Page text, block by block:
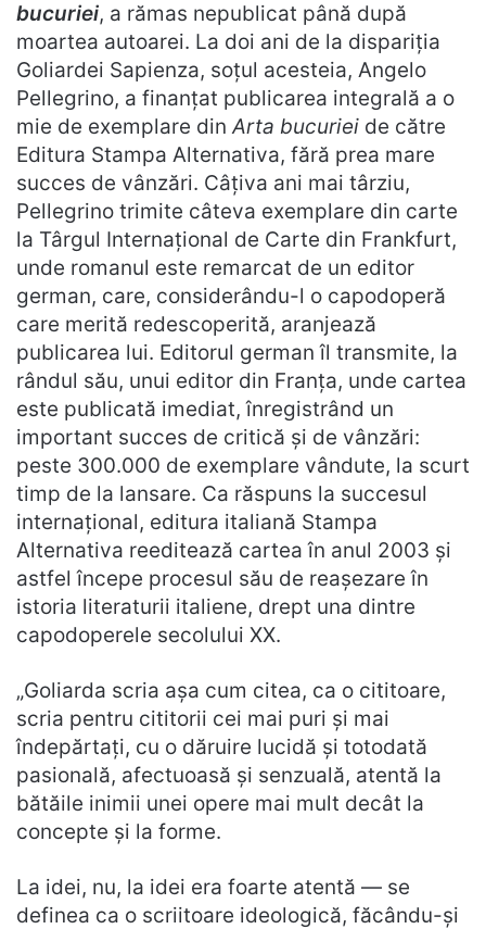
bucuriei, a rămas nepublicat până după
moartea autoarei. La doi ani de la dispariția
Goliardei Sapienza, soțul acesteia, Angelo
Pellegrino, a finanțat publicarea integrală a o
mie de exemplare dinArta bucuriei de către
Editura Stampa Alternativa, fără prea mare
succes de vânzări. Câțiva ani mai târziu,
Pellegrino trimite câteva exemplare din carte
la Târgul Internațional de Carte din Frankfurt,
unde romanul este remarcat de un editor
german, care, considerându-l o capodoperă
care merită redescoperită, aranjează
publicarea lui. Editorul german îl transmite, la
rândul său, unui editor din Franța, unde cartea
este publicată imediat, înregistrând un
important succes de critică și de vânzări:
peste 300.000 de exemplare vândute, la scurt
timp de la lansare. Ca răspuns la succesul
internațional, editura italiană Stampa
Alternativa reeditează cartea în anul 2003 și
astfel începe procesul său de reașezare în
istoria literaturii italiene, drept una dintre
capodoperele secolului XX.
„Goliarda scria așa cum citea, ca o cititoare,
scria pentru cititorii cei mai puri și mai
îndepărtați, cu o dăruire lucidă și totodată
pasională, afectuoasă și senzuală, atentă la
bătăile inimii unei opere mai mult decât la
concepte și la forme.
La idei, nu, la idei era foarte atentă — se
definea ca o scriitoare ideologică, făcându-și